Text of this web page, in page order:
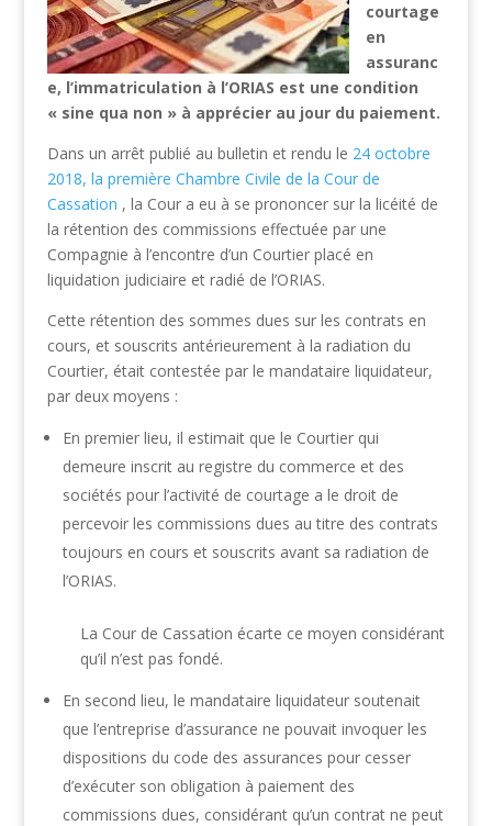
courtage
en
assuranc
e, l’immatriculation à l’ORIAS est une condition
« sine qua non » à apprécier au jour du paiement.
Dans un arrêt publié au bulletin et rendu le 24 octobre
2018, la première Chambre Civile de la Cour de
Cassation , la Cour a eu à se prononcer sur la licéité de
la rétention des commissions effectuée par une
Compagnie à l’encontre d’un Courtier placé en
liquidation judiciaire et radié de l’ORIAS.
Cette rétention des sommes dues sur les contrats en
cours, et souscrits antérieurement à la radiation du
Courtier, était contestée par le mandataire liquidateur,
par deux moyens :
En premier lieu, il estimait que le Courtier qui
demeure inscrit au registre du commerce et des
sociétés pour l’activité de courtage a le droit de
percevoir les commissions dues au titre des contrats
toujours en cours et souscrits avant sa radiation de
l’ORIAS.
La Cour de Cassation écarte ce moyen considérant
qu’il n’est pas fondé.
En second lieu, le mandataire liquidateur soutenait
que l’entreprise d’assurance ne pouvait invoquer les
dispositions du code des assurances pour cesser
d’exécuter son obligation à paiement des
commissions dues, considérant qu’un contrat ne peut